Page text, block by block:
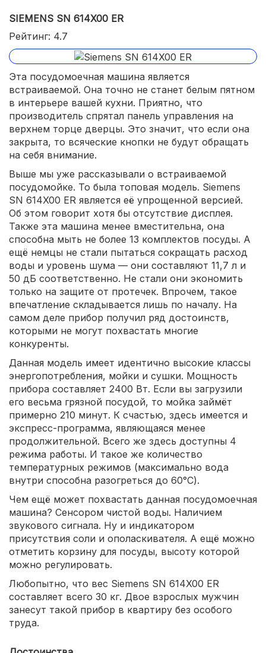
Есть индикатор наличия ополаскивателя или соли.
SIEMENS SN 614X00 ER
Рейтинг: 4.7
Эта посудомоечная машина является
встраиваемой. Она точно не станет белым пятном
в интерьере вашей кухни. Приятно, что
производитель спрятал панель управления на
верхнем торце дверцы. Это значит, что если она
закрыта, то всяческие кнопки не будут обращать
на себя внимание.
Выше мы уже рассказывали о встраиваемой
посудомойке. То была топовая модель. Siemens
SN 614X00 ER является её упрощенной версией.
Об этом говорит хотя бы отсутствие дисплея.
Также эта машина менее вместительна, она
способна мыть не более 13 комплектов посуды. А
ещё немцы не стали пытаться сокращать расход
воды и уровень шума — они составляют 11,7 л и
50 дБ соответственно. Не стали они экономить
только на защите от протечек. Впрочем, такое
впечатление складывается лишь по началу. На
самом деле прибор получил ряд достоинств,
которыми не могут похвастать многие
конкуренты.
Данная модель имеет идентично высокие классы
энергопотребления, мойки и сушки. Мощность
прибора составляет 2400 Вт. Если вы загрузили
его весьма грязной посудой, то мойка займёт
примерно 210 минут. К счастью, здесь имеется и
экспресс-программа, являющаяся менее
продолжительной. Всего же здесь доступны 4
режима работы. И такое же количество
температурных режимов (максимально вода
внутри способна разогреться до 60°C).
Чем ещё может похвастать данная посудомоечная
машина? Сенсором чистой воды. Наличием
звукового сигнала. Ну и индикатором
присутствия соли и ополаскивателя. А ещё можно
отметить корзину для посуды, высоту которой
можно регулировать.
Любопытно, что вес Siemens SN 614X00 ER
составляет всего 30 кг. Двое взрослых мужчин
занесут такой прибор в квартиру без особого
труда.